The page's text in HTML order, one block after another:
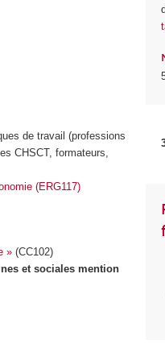
de travail (professions
CHSCT, formateurs,
(ERG117)
»(CC102)
et sociales mention